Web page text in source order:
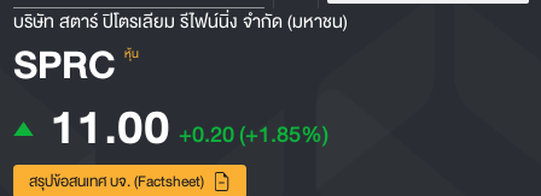
บริษัท สตาร์ ปิโตรเลียม รีไฟน์นิ่ง จำกัด (มหาชน)
SPRC หุ้น
11.00 +0.20(+1.85%)
สรุปข้อสนเทศ บจ. (Factsheet)